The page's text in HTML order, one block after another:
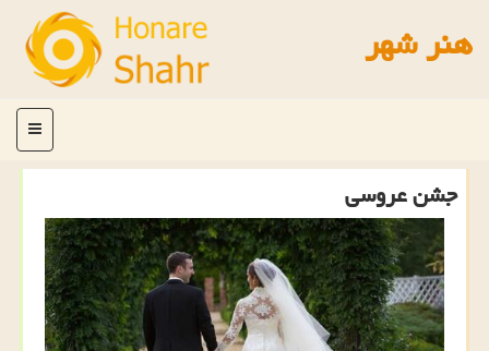
هنر شهر
منو
جشن عروسی